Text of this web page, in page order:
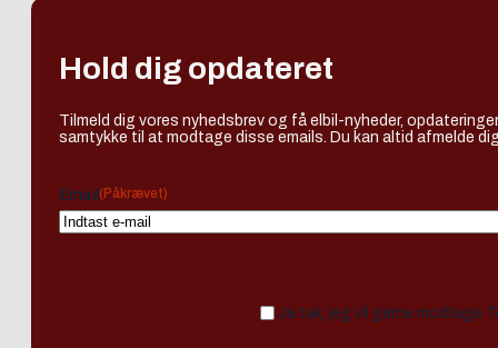
Hold dig opdateret
Tilmeld dig vores nyhedsbrev og få elbil-nyheder,
samtykke til at modtage disse emails. Du kan altid afmelde
Email (Påkrævet)
Ja tak, jeg vil gerne modtage